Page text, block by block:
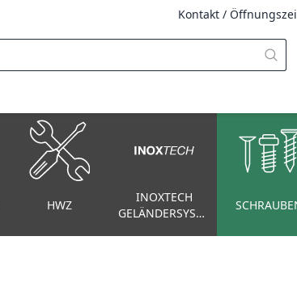
Kontakt /
HWZ
INOXTECH
GELÄNDERSYSTEM